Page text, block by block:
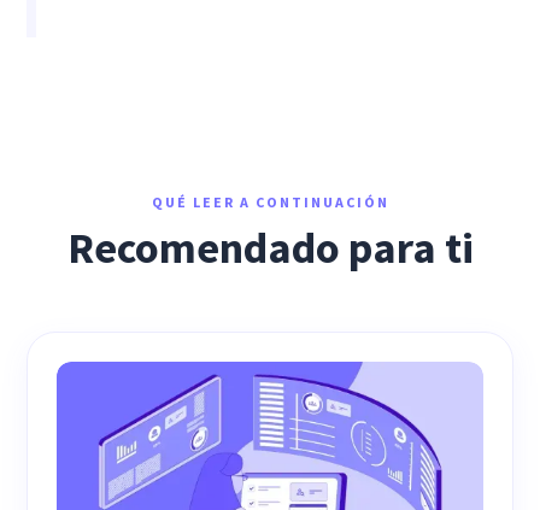
QUÉ LEER A CONTINUACIÓN
Recomendado para ti